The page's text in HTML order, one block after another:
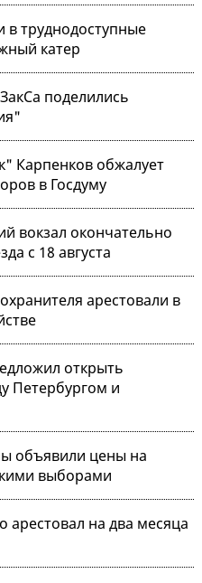
в труднодоступные
катер
поделились
Карпенков обжалует
в Госдуму
вокзал окончательно
с 18 августа
арестовали в
открыть
Петербургом и
объявили цены на
выборами
арестовал на два месяца